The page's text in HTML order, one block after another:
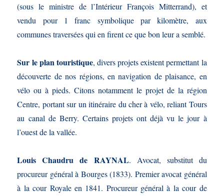
(sous le ministre de l’Intérieur François Mitterrand), et
vendu pour 1 franc symbolique par kilomètre, aux
communes traversées qui en firent ce que bon leur a semblé.
Sur le plan touristique, divers projets existent permettant la
découverte de nos régions, en navigation de plaisance, en
vélo ou à pieds. Citons notamment le projet de la région
Centre, portant sur un itinéraire du cher à vélo, reliant Tours
au canal de Berry. Certains projets ont déjà vu le jour à
l’ouest de la vallée.
Louis Chaudru de RAYNAL. Avocat, substitut du
procureur général à Bourges (1833). Premier avocat général
à la cour Royale en 1841. Procureur général à la cour de